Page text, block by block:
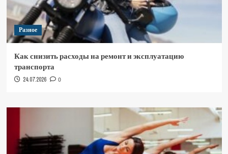
Разное
Как снизить расходы на ремонт и эксплуатацию
транспорта
24.07.2026 0